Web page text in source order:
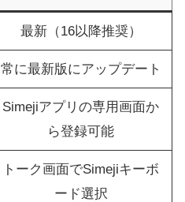
最新（16以降推奨）
常に最新版にアップデート
Simejiアプリの専用画面か
ら登録可能
トーク画面でSimejiキーボ
ード選択